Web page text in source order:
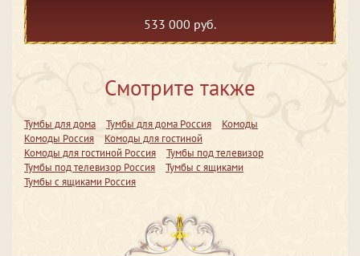
533 000 руб.
Смотрите также
Тумбы для дома Тумбы для дома Россия
Комоды
Комоды Россия
Комоды для гостиной
Комоды для гостиной Россия
Тумбы под телевизор
Тумбы под телевизор Россия
Тумбы с ящиками
Тумбы с ящиками Россия